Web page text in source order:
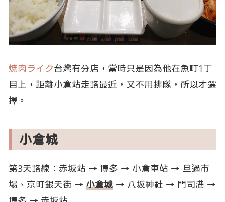
焼肉ライク台灣有分店，當時只是因為他在魚町1丁
目上，距離小倉站走路最近，又不用排隊，所以才選
擇。
小倉城
第3天路線：赤坂站 → 博多 → 小倉車站 → 旦過市
場、京町銀天街 → 小倉城 → 八坂神社 → 門司港 →